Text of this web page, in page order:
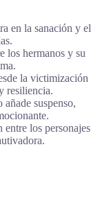
en la sanación y el
los hermanos y su
la victimización
resiliencia.
añade suspenso,
entre los personajes